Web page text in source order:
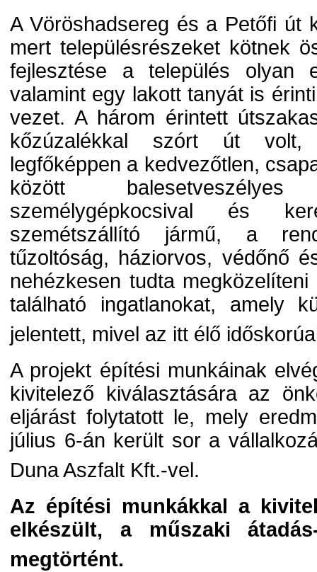
A Vöröshadsereg és a Petőfi út
mert településrészeket kötnek
fejlesztése a település olyan
valamint egy lakott tanyát is
vezet. A három érintett
kőzúzalékkal szórt út volt,
legfőképpen a kedvezőtlen,
között
személygépkocsival és
szemétszállító jármű, a
tűzoltóság, háziorvos, védőnő
nehézkesen tudta
található ingatlanokat, amely
jelentett, mivel az itt élő
A projekt építési munkáinak
kivitelező kiválasztására az
eljárást folytatott le, mely
július 6-án került sor a
Duna Aszfalt Kft.-vel.
Az építési munkákkal a
elkészült, a műszaki átadás-
megtörtént.